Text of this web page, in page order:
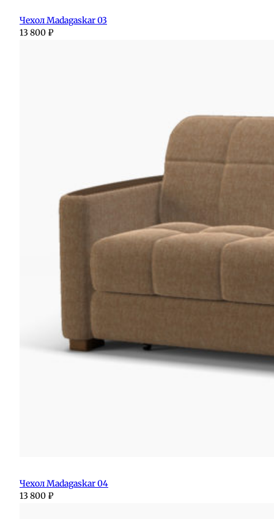
Чехол Madagaskar 03
13 800 ₽
Чехол Madagaskar 04
13 800 ₽